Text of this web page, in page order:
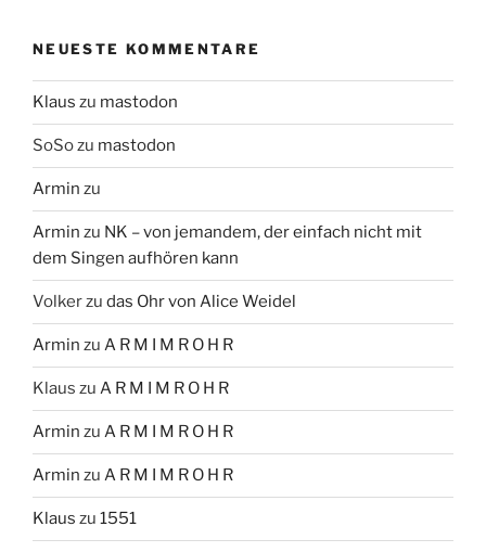
NEUESTE KOMMENTARE
Klaus zu mastodon
SoSozu mastodon
Armin zu
Armin zu NK – von jemandem, der einfach nicht mit
dem Singen aufhören kann
Volkerzu das Ohr von Alice Weidel
Armin zu A R M I M R O H R
Klaus zu A R M I M R O H R
Armin zu A R M I M R O H R
Armin zu A R M I M R O H R
Klaus zu 1551